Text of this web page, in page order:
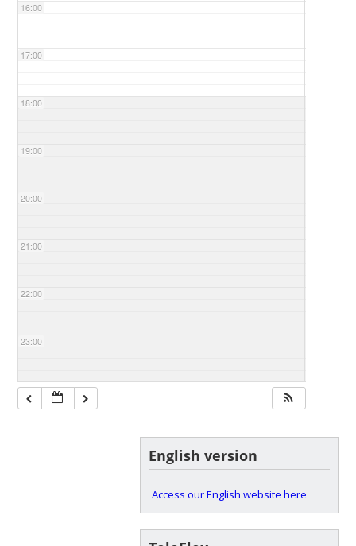
16:00
17:00
18:00
19:00
20:00
21:00
22:00
23:00
English version
Access our English website here